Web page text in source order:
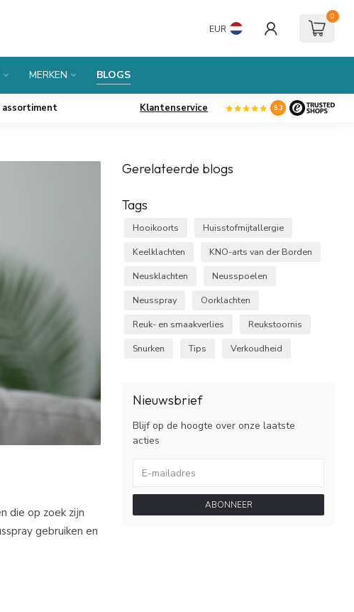
EUR
0
MERKEN BLOGS
assortiment Klantenservice 9.3
die op zoek zijn
gebruiken en
Gerelateerde blogs
Tags
Hooikoorts
Huisstofmijtallergie
Keelklachten
KNO-arts van der Borden
Neusklachten
Neusspoelen
Neusspray
Oorklachten
Reuk- en smaakverlies
Reukstoornis
Snurken
Tips Verkoudheid
Nieuwsbrief
Blijf op de hoogte over onze laatste
acties
ABONNEER